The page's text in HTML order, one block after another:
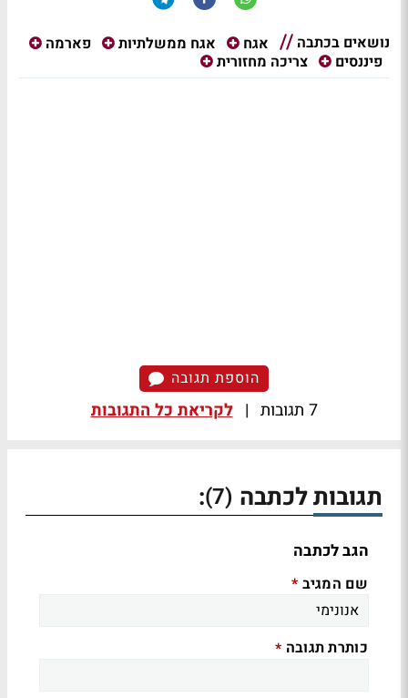
נושאים בכתבה אגח אגח ממשלתיות
פארמה
פיננסים
צריכה מחזורית
הוספת תגובה
7 תגובות | לקריאת כל התגובות
תגובות לכתבה (7)
:
הגב לכתבה
שם המגיב *
כותרת תגובה *